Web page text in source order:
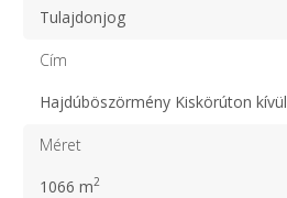
Tulajdonjog
Cím
Hajdúböszörmény Kiskörúton kívül
Méret
1066 m2